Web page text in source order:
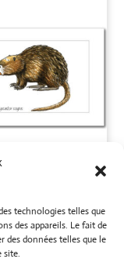
technologies telles que
des appareils. Le fait de
des données telles que le
site.
Ragondin